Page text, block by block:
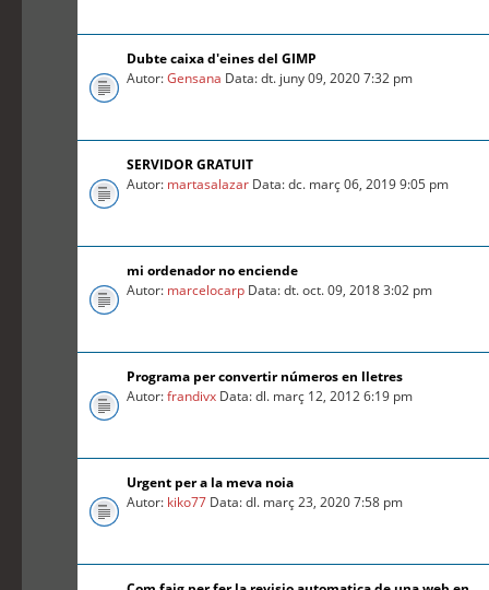
Dubte caixa d'eines del GIMP
Autor:Gensana Data: dt. juny 09, 2020 7:32 pm
SERVIDOR GRATUIT
Autor: martasalazar Data: dc. març 06, 2019 9:05 pm
mi ordenador no enciende
Autor: marcelocarp Data: dt. oct. 09, 2018 3:02 pm
Programa per convertir números en lletres
Autor:frandivx Data: dl. març 12, 2012 6:19 pm
Urgent per a la meva noia
Autor: kiko77 Data: dl. març 23, 2020 7:58 pm